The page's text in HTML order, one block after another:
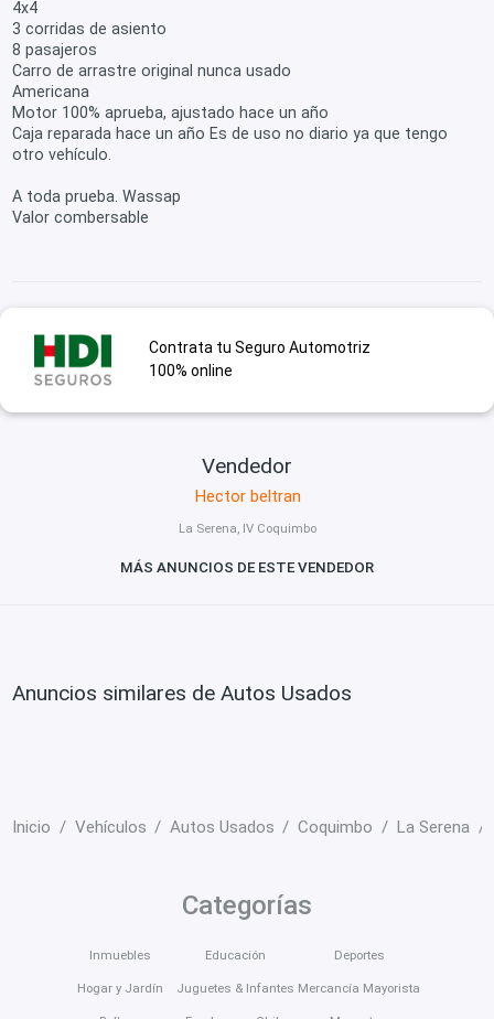
4x4
3 corridas de asiento
8 pasajeros
Carro de arrastre original nunca usado
Americana
Motor 100% aprueba, ajustado hace un año
Caja reparada hace un año Es de uso no diario ya que tengo
otro vehículo.
A toda prueba. Wassap
Valor combersable
Contrata tu Seguro Automotriz
100% online
Vendedor
Hector beltran
La Serena, IV Coquimbo
MÁS ANUNCIOS DE ESTE VENDEDOR
Anuncios similares de Autos Usados
Inicio Vehículos Autos Usados Coquimbo La Serena
Categorías
Inmuebles
Hogar y Jardín
Educación
Juguetes & Infantes
Deportes
Mercancía Mayorista